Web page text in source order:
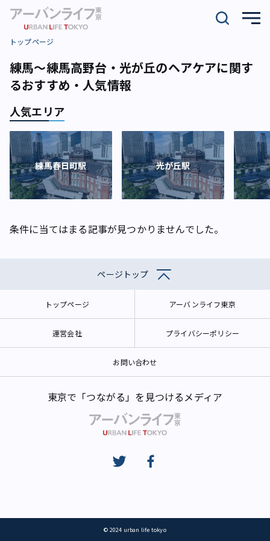
トップページ
練馬～練馬高野台・光が丘のヘアケアに関す
るおすすめ・人気情報
人気エリア
練馬春日町駅 光が丘駅
条件に当てはまる記事が見つかりませんでした。
ページトップ
トップページ アーバンライフ東京
運営会社 プライバシーポリシー
お問い合わせ
東京で「つながる」を見つけるメディア
© 2024 urban life tokyo